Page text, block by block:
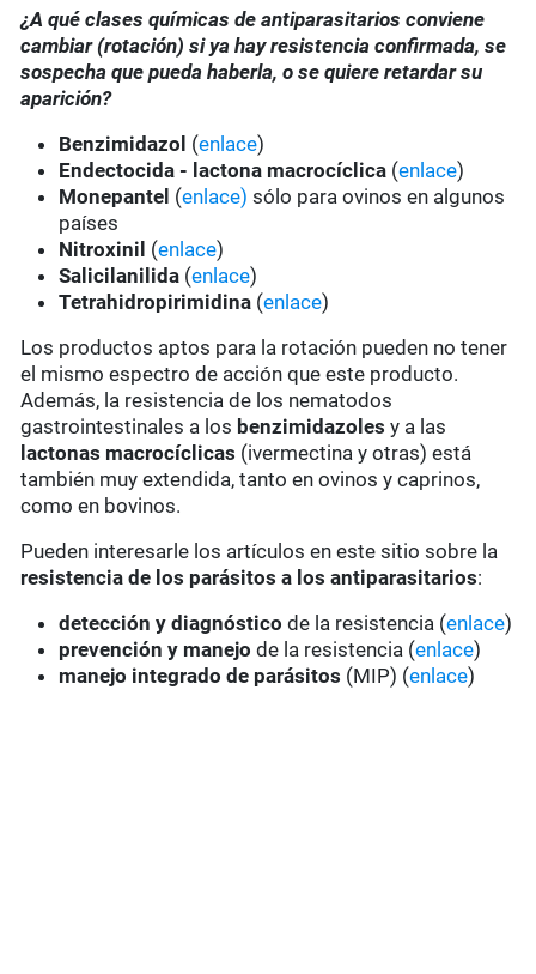
¿A qué clases químicas de antiparasitarios conviene
cambiar (rotación) si ya hay resistencia confirmada, se
sospecha que pueda haberla, o se quiere retardar su
aparición?
Benzimidazol (enlace)
Endectocida - lactona macrocíclica (enlace)
Monepantel (enlace) sólo para ovinos en algunos
países
Nitroxinil (enlace)
Salicilanilida (enlace)
Tetrahidropirimidina (enlace)
Los productos aptos para la rotación pueden no tener
el mismo espectro de acción que este producto.
Además, la resistencia de los nematodos
gastrointestinales a los benzimidazoles y a las
lactonas macrocíclicas (ivermectina y otras) está
también muy extendida, tanto en ovinos y caprinos,
como en bovinos.
Pueden interesarle los artículos en este sitio sobre la
resistencia de los parásitos a los antiparasitarios:
detección y diagnóstico de la resistencia (enlace)
prevención y manejo de la resistencia (enlace)
manejo integrado de parásitos (MIP) (enlace)